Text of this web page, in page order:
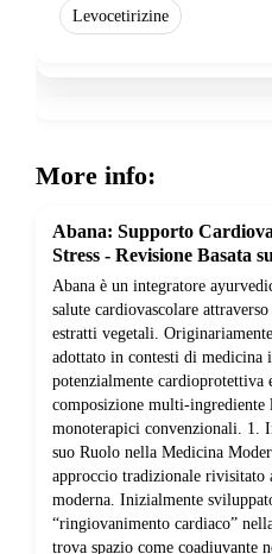
Levocetirizine
More info:
Abana: Supporto
Stress - Revisione Basata
Abana è un integratore
salute cardiovascolare
estratti vegetali.
adottato in contesti di medicina
potenzialmente cardioprotettiva
composizione multi-ingrediente
monoterapici convenzionali. 1.
suo Ruolo nella Medicina
approccio tradizionale rivisitato
moderna. Inizialmente
“ringiovanimento cardiaco”
trova spazio come coadiuvante